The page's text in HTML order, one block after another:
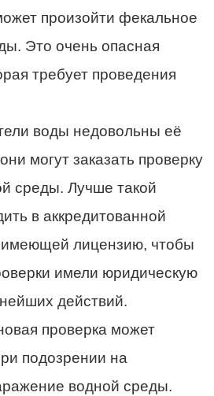
произойти фекальное
Это очень опасная
требует проведения
воды недовольны её
могут заказать проверку
среды. Лучше такой
в аккредитованной
лицензию, чтобы
имели юридическую
действий.
проверка может
подозрении на
водной среды.